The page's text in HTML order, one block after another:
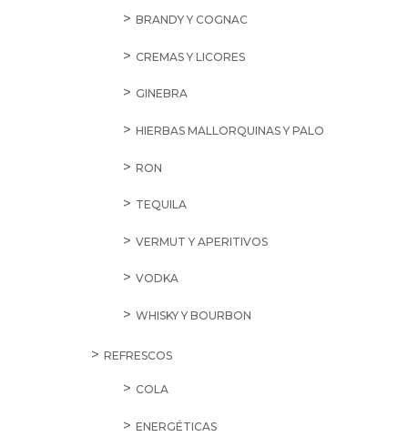
BRANDY Y COGNAC
CREMAS Y LICORES
GINEBRA
HIERBAS MALLORQUINAS Y PALO
RON
TEQUILA
VERMUT Y APERITIVOS
VODKA
WHISKY Y BOURBON
REFRESCOS
COLA
ENERGÉTICAS